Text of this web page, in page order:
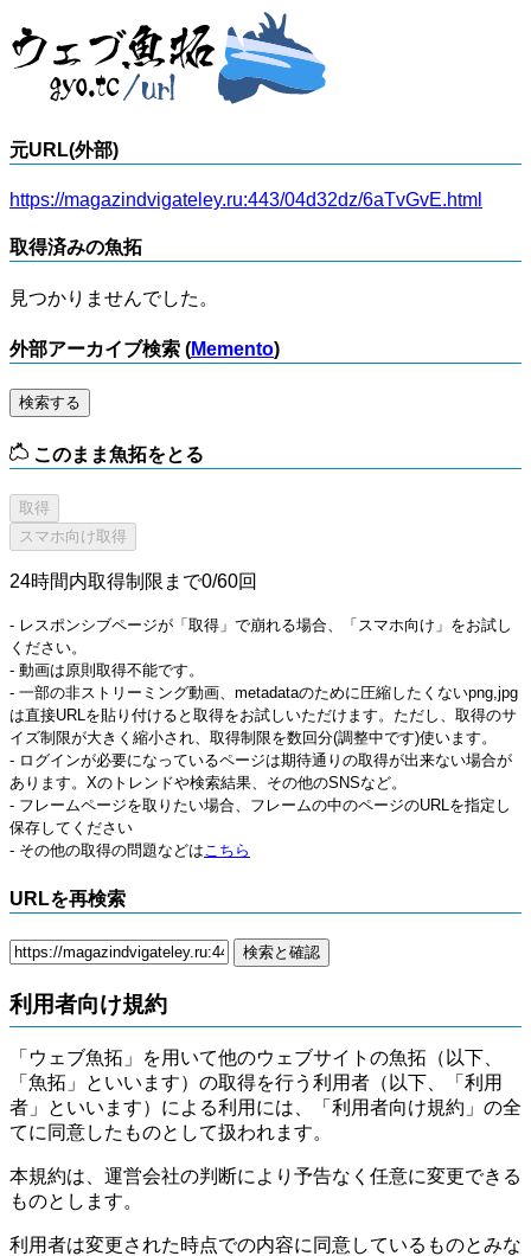
元URL(外部)
https://magazindvigateley.ru:443/04d32dz/6aTvGvE.html
取得済みの魚拓
見つかりませんでした。
外部アーカイブ検索 (Memento)
検索する
このまま魚拓をとる
24時間内取得制限まで0/60回
- レスポンシブページが「取得」で崩れる場合、「スマホ向け」をお試し
ください。
- 動画は原則取得不能です。
- 一部の非ストリーミング動画、metadataのために圧縮したくないpng,jpg
は直接URLを貼り付けると取得をお試しいただけます。ただし、取得のサ
イズ制限が大きく縮小され、取得制限を数回分(調整中です)使います。
- ログインが必要になっているページは期待通りの取得が出来ない場合が
あります。Xのトレンドや検索結果、その他のSNSなど。
- フレームページを取りたい場合、フレームの中のページのURLを指定し
保存してください
- その他の取得の問題などはこちら
URLを再検索
利用者向け規約
「ウェブ魚拓」を用いて他のウェブサイトの魚拓（以下、
「魚拓」といいます）の取得を行う利用者（以下、「利用
者」といいます）による利用には、「利用者向け規約」の全
てに同意したものとして扱われます。
本規約は、運営会社の判断により予告なく任意に変更できる
ものとします。
利用者は変更された時点での内容に同意しているものとみな